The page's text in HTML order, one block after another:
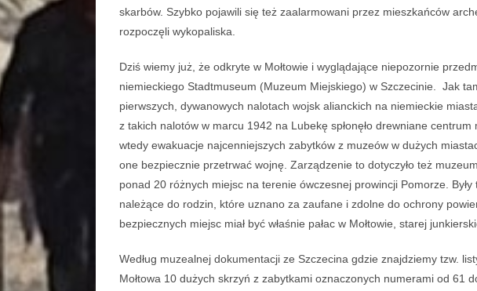
skarbów. Szybko pojawili się też zaalarmowani przez mieszkańców
rozpoczęli wykopaliska.
Dziś wiemy już, że odkryte w Mołtowie i wyglądające niepozornie
niemieckiego Stadtmuseum (Muzeum Miejskiego) w Szczecinie. Jak
pierwszych, dywanowych nalotach wojsk alianckich na niemieckie
z takich nalotów w marcu 1942 na Lubekę spłonęło drewniane
wtedy ewakuacje najcenniejszych zabytków z muzeów w dużych
one bezpiecznie przetrwać wojnę. Zarządzenie to dotyczyło też
ponad 20 różnych miejsc na terenie ówczesnej prowincji Pomorze. Były
należące do rodzin, które uznano za zaufane i zdolne do ochrony
bezpiecznych miejsc miał być właśnie pałac w Mołtowie, starej
Według muzealnej dokumentacji ze Szczecina gdzie znajdziemy tzw.
Mołtowa 10 dużych skrzyń z zabytkami oznaczonych numerami od 61